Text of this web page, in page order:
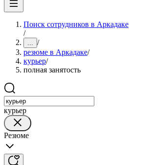
Поиск сотрудников в Аркадаке
/
... /
резюме в Аркадаке/
курьер/
полная занятость
курьер
Резюме